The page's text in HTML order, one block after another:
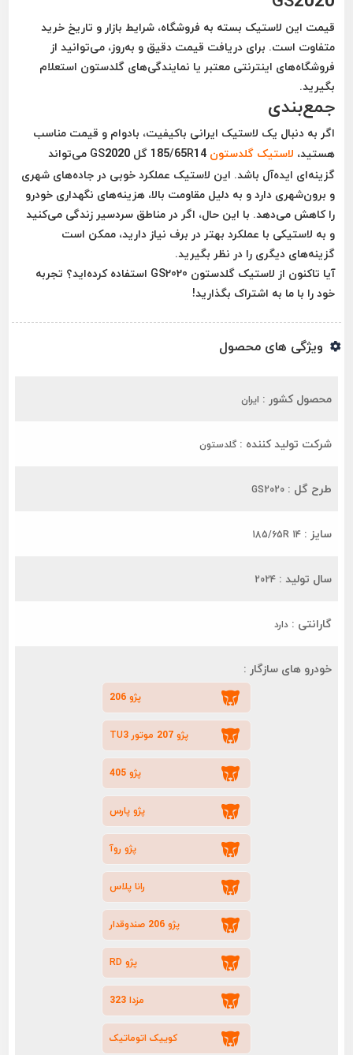
قیمت این لاستیک بسته به فروشگاه، شرایط بازار و تاریخ خرید
متفاوت است. برای دریافت قیمت دقیق و به‌روز، می‌توانید از
فروشگاه‌های اینترنتی معتبر یا نمایندگی‌های گلدستون استعلام
بگیرید.
جمع‌بندی
اگر به دنبال یک لاستیک ایرانی باکیفیت، بادوام و قیمت مناسب
هستید، لاستیک گلدستون
185/65R14 گل GS2020 می‌تواند
گزینه‌ای ایده‌آل باشد. این لاستیک عملکرد خوبی در جاده‌های شهری
و برون‌شهری دارد و به دلیل مقاومت بالا، هزینه‌های نگهداری خودرو
را کاهش می‌دهد. با این حال، اگر در مناطق سردسیر زندگی می‌کنید
و به لاستیکی با عملکرد بهتر در برف نیاز دارید، ممکن است
گزینه‌های دیگری را در نظر بگیرید.
آیا تاکنون از لاستیک گلدستون GS2020 استفاده کرده‌اید؟ تجربه
خود را با ما به اشتراک بگذارید!
ویژگی های محصول
محصول کشور : ایران
شرکت تولید کننده : گلدستون
طرح گل : GS2020
سایز : 185/65R 14
سال تولید : 2024
گارانتی : دارد
خودرو های سازگار :
پژو 206
پژو 207 موتور TU3
پژو 405
پژو پارس
پژو روآ
رانا پلاس
پژو 206 صندوقدار
پژو RD
مزدا 323
کوییک اتوماتیک